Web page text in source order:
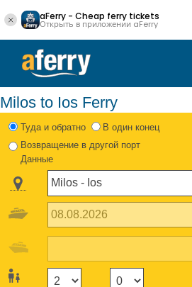
aFerry - Cheap ferry tickets
Открыть в приложении aFerry
Milos to Ios Ferry
Туда и обратно
В один конец
Возвращение в другой порт
Данные